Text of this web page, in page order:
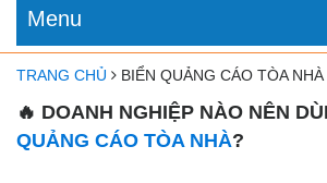
Menu
TRANG CHỦ BIỂN QUẢNG CÁO TÒA
🔥 DOANH NGHIỆP NÀO NÊN
QUẢNG CÁO TÒA NHÀ?